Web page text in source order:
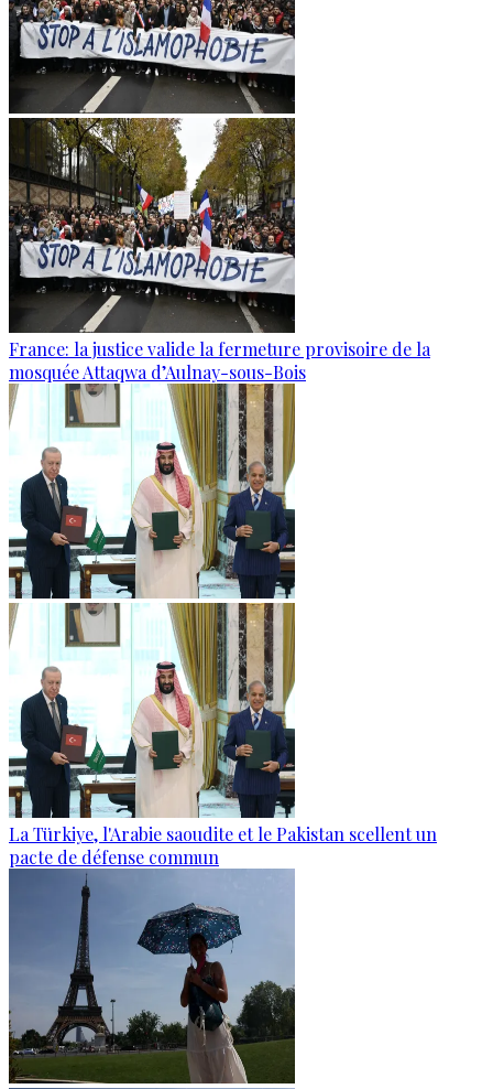
France: la justice valide la fermeture provisoire de la
mosquée Attaqwa d’Aulnay-sous-Bois
La Türkiye, l'Arabie saoudite et le Pakistan scellent un
pacte de défense commun